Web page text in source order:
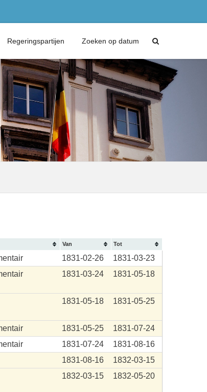
Regeringspartijen Zoeken op datum
Van Tot
1831-02-26
1831-03-23
1831-03-24 1831-05-18
1831-05-18 1831-05-25
1831-05-25
1831-07-24
1831-07-24
1831-08-16
1831-08-16
1832-03-15
1832-03-15 1832-05-20